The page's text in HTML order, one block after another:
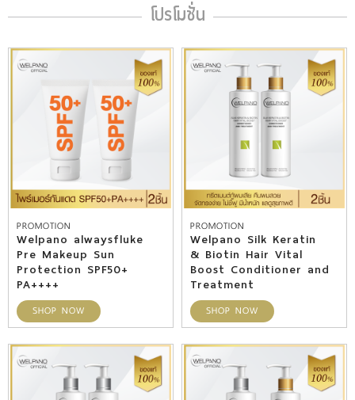
โปรโมชั่น
PROMOTION
Welpano alwaysfluke
Pre Makeup Sun
Protection SPF50+
PA++++
SHOP NOW
PROMOTION
Welpano Silk Keratin
& Biotin Hair Vital
Boost Conditioner and
Treatment
SHOP NOW